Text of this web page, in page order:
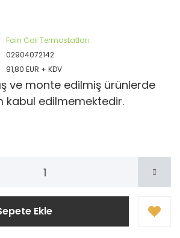
Fain Coil Termostatları
02904072142
91,80 EUR + KDV
ve monte edilmiş ürünlerde
kabul edilmemektedir.
Ekle